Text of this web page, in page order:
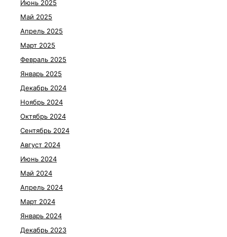
Июнь 2025
Май 2025
Апрель 2025
Март 2025
Февраль 2025
Январь 2025
Декабрь 2024
Ноябрь 2024
Октябрь 2024
Сентябрь 2024
Август 2024
Июнь 2024
Май 2024
Апрель 2024
Март 2024
Январь 2024
Декабрь 2023